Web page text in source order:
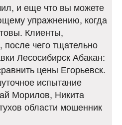
и еще что вы можете
упражнению, когда
Клиенты,
после чего тщательно
Лесосибирск Абакан:
цены Егорьевск.
испытание
Морилов, Никита
области мошенник